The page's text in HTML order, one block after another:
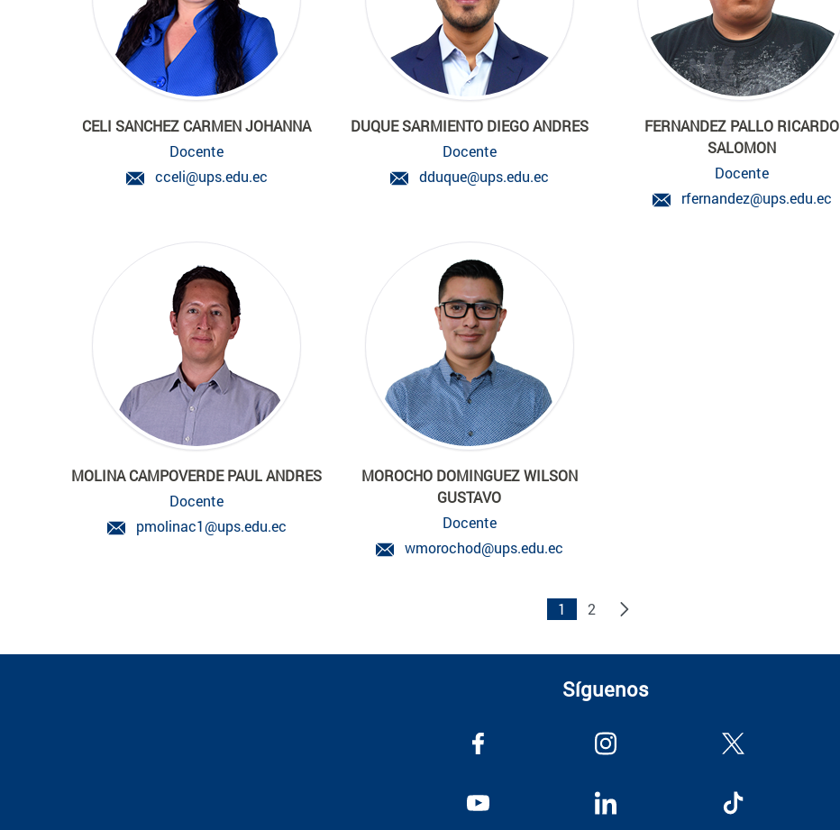
CELI SANCHEZ CARMEN JOHANNA
Docente
cceli@ups.edu.ec
DUQUE SARMIENTO DIEGO ANDRES
Docente
dduque@ups.edu.ec
FERNANDEZ PALLO RICARDO
SALOMON
Docente
rfernandez@ups.edu.ec
MOLINA CAMPOVERDE PAUL ANDRES
Docente
pmolinac1@ups.edu.ec
MOROCHO DOMINGUEZ WILSON
GUSTAVO
Docente
wmorochod@ups.edu.ec
1 2
Síguenos